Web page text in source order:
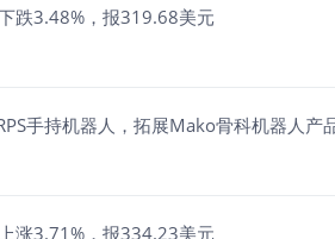
跌3.48%，报319.68美元
手持机器人，拓展Mako骨科机器人产
涨3.71%，报334.23美元